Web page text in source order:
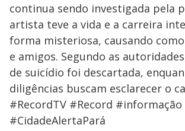
continua sendo investigada pela
artista teve a vida e a carreira
forma misteriosa, causando
e amigos. Segundo as
de suicídio foi descartada,
diligências buscam esclarecer o
#RecordTV #Record
#CidadeAlertaPará